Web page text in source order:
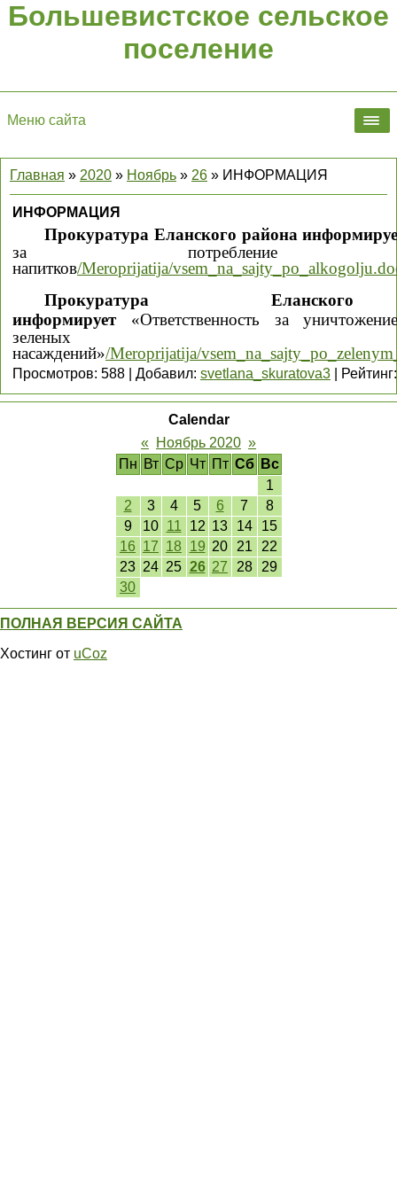
Большевистское сельское
поселение
Меню сайта
Главная » 2020 » Ноябрь » 26 » ИНФОРМАЦИЯ
ИНФОРМАЦИЯ
Прокуратура Еланского района
за потребление
напитков/Meroprijatija/
Прокуратура
информирует «Ответственность за
зеленых
насаждений»/Meroprijatija/
Просмотров: 588 Добавил: svetlana_skuratova3 Рейтинг:
Calendar
« Ноябрь 2020 »
Пн Вт Ср Чт Пт Сб
Вс
1
2
3 4 5 6 7
8
9
10 11 12 13 14
15
16 17 18 19 20 21
22
23 24 25 26 27 28
29
30
ПОЛНАЯ ВЕРСИЯ САЙТА
Хостинг от uCoz